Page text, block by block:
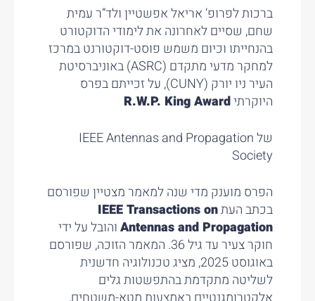
ברכות לפרופ’ אריאל אפשטיין ולד”ר עמית
שחם, שסיים לאחרונה את לימודי הדוקטורט
בהנחייתו וכיום משמש פוסט-דוקטורנט במרכז
למחקר מדעי מתקדם (ASRC) באוניברסיטת
העיר ניו יורק (CUNY), על זכייתם בפרס
היוקרתיR.W.P. King Award
של IEEE Antennas and Propagation
Society
הפרס מוענק מדי שנה למאמר מצטיין שפורסם
בכתב העתIEEE Transactions on
Antennas and Propagationוהובל על ידי
חוקר צעיר עד גיל 36. המאמר הזוכה, שפורסם
באוגוסט 2025, מציג טכנולוגיה חדשנית
לשליטה מתקדמת בהתפשטות גלים